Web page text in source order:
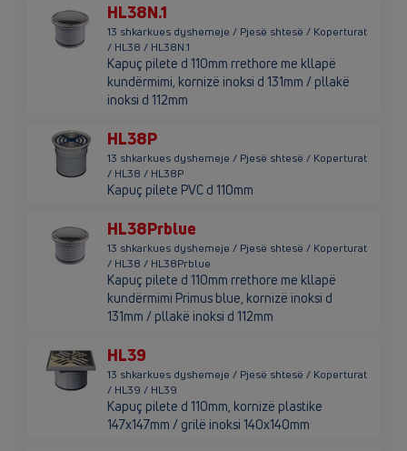
HL38N.1
13 shkarkues dyshemeje / Pjesë shtesë / Koperturat
/ HL38 / HL38N.1
Kapuç pilete d 110mm rrethore me kllapë
kundërmimi, kornizë inoksi d 131mm / pllakë
inoksi d 112mm
HL38P
13 shkarkues dyshemeje / Pjesë shtesë / Koperturat
/ HL38 / HL38P
Kapuç pilete PVC d 110mm
HL38Prblue
13 shkarkues dyshemeje / Pjesë shtesë / Koperturat
/ HL38 / HL38Prblue
Kapuç pilete d 110mm rrethore me kllapë
kundërmimi Primus blue, kornizë inoksi d
131mm / pllakë inoksi d 112mm
HL39
13 shkarkues dyshemeje / Pjesë shtesë / Koperturat
/ HL39 / HL39
Kapuç pilete d 110mm, kornizë plastike
147x147mm / grilë inoksi 140x140mm